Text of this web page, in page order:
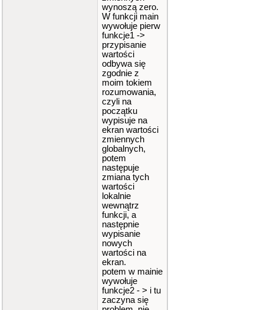
wynoszą zero.
W funkcji main
wywołuje pierw
funkcje1 ->
przypisanie
wartości
odbywa się
zgodnie z
moim tokiem
rozumowania,
czyli na
początku
wypisuje na
ekran wartości
zmiennych
globalnych,
potem
następuje
zmiana tych
wartości
lokalnie
wewnątrz
funkcji, a
następnie
wypisanie
nowych
wartości na
ekran.
potem w mainie
wywołuje
funkcje2 - > i tu
zaczyna się